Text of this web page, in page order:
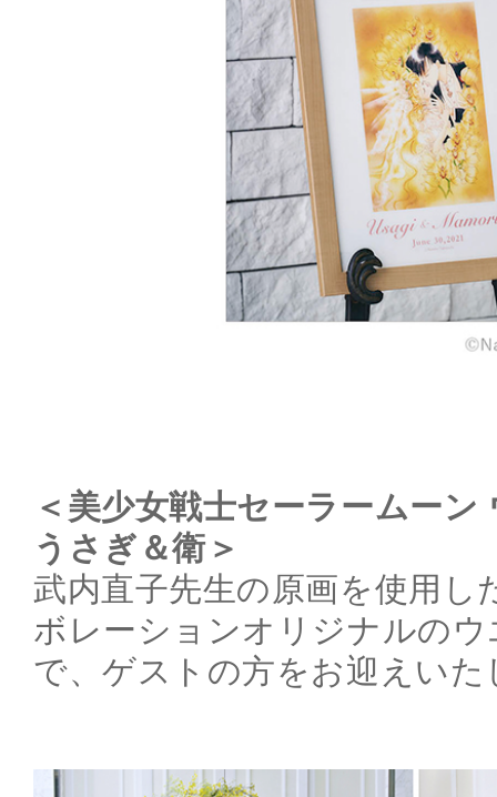
＜美少女戦士セーラームー
うさぎ＆衛＞
武内直子先生の原画を使用し
ボレーションオリジナルの
で、ゲストの方をお迎えいた